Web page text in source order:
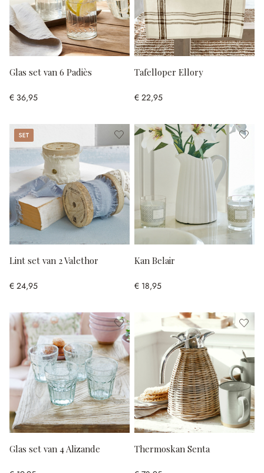
Glas set van 6 Padiès
€ 36,95
Tafelloper Ellory
€ 22,95
Set
Lint set van 2 Valethor
€ 24,95
Kan Belair
€ 18,95
Glas set van 4 Alizande Thermoskan Senta